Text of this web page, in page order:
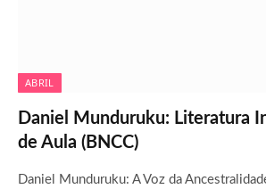
ABRIL
Daniel Munduruku: Literatura
de Aula (BNCC)
Daniel Munduruku: A Voz da